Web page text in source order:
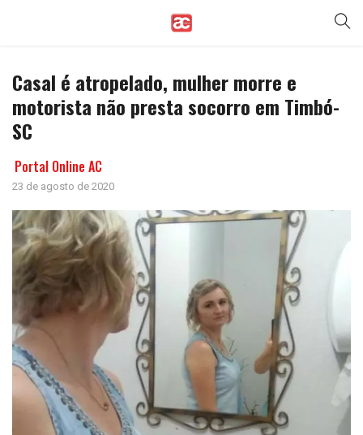
Casal é atropelado, mulher morre e
motorista não presta socorro em Timbó-
SC
Portal Online AC
23 de agosto de 2020